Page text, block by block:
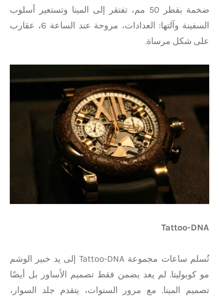
ضخمة بقطر 50 مم، تفتقر إلى المينا وتستعير أسلوب
السفينة وآلتها: العدادات، مروحة عند الساعة 6، عقارب
على شكل مرساة.
Tattoo-DNA
تُسلم ساعات مجموعة Tattoo-DNA إلى يد خبير الوشم
مو كوبوليتا. لم يعد يضمن فقط تصميم الأساور بل أيضًا
تصميم المينا. مع مرور السنوات، يتقدم جلد السوار،